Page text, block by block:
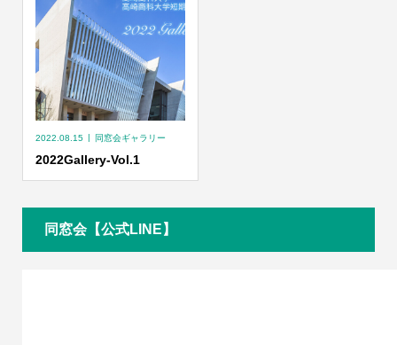
2022.08.15 同窓会ギャラリー
2022Gallery-Vol.1
同窓会【公式LINE】